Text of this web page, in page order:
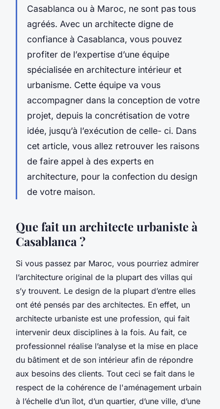
Casablanca ou à Maroc, ne sont pas tous
agréés. Avec un architecte digne de
confiance à Casablanca, vous pouvez
profiter de l’expertise d’une équipe
spécialisée en architecture intérieur et
urbanisme. Cette équipe va vous
accompagner dans la conception de votre
projet, depuis la concrétisation de votre
idée, jusqu’à l’exécution de celle- ci. Dans
cet article, vous allez retrouver les raisons
de faire appel à des experts en
architecture, pour la confection du design
de votre maison.
Que fait un architecte urbaniste à
Casablanca ?
Si vous passez par Maroc, vous pourriez admirer
l’architecture original de la plupart des villas qui
s’y trouvent. Le design de la plupart d’entre elles
ont été pensés par des architectes. En effet, un
architecte urbaniste est une profession, qui fait
intervenir deux disciplines à la fois. Au fait, ce
professionnel réalise l’analyse et la mise en place
du bâtiment et de son intérieur afin de répondre
aux besoins des clients. Tout ceci se fait dans le
respect de la cohérence de l'aménagement urbain
à l’échelle d’un îlot, d’un quartier, d’une ville, d’une